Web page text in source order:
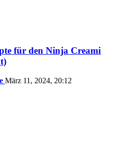
für den Ninja Creami
März 11, 2024, 20:12